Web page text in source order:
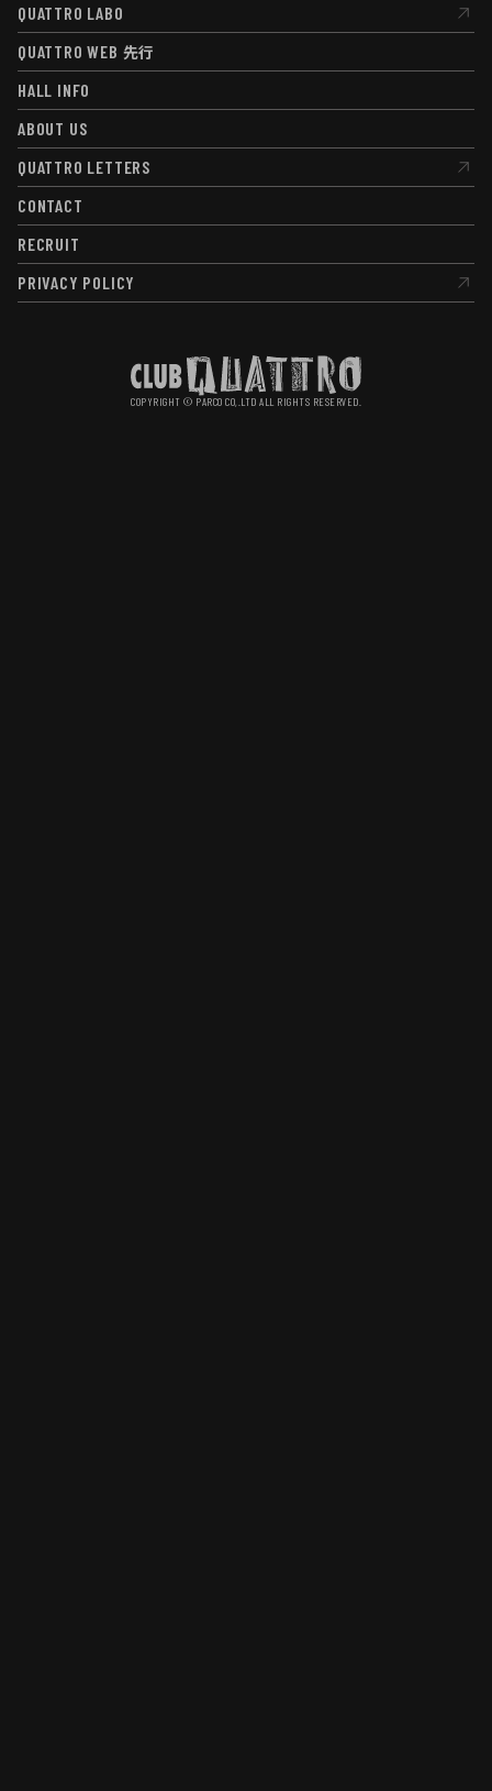
QUATTRO LABO
QUATTRO LABO
QUATTRO WEB 先行
QUATTRO WEB先行
HALL INFO
HALL INFO
ABOUT US
ABOUT US
QUATTRO LETTERS
QUATTRO LETTERS
CONTACT
CONTACT
RECRUIT
RECRUIT
PRIVACY POLICY
PRIVACY POLICY
COPYRIGHT © PARCO CO,.LTD ALL RIGHTS RESERVED.